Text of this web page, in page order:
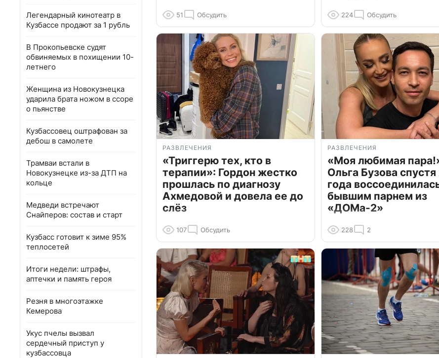
Легендарный кинотеатр в
Кузбассе продают за 1 рубль
В Прокопьевске судят
обвиняемых в похищении 10-
летнего
Женщина из Новокузнецка
ударила брата ножом в ссоре
о пьянстве
Кузбассовец оштрафован за
дебош в самолете
Трамваи встали в
Новокузнецке из-за ДТП на
кольце
Медведи встречают
Снайперов: состав и старт
Кузбасс готовит к зиме 95%
теплосетей
Итоги недели: штрафы,
аптечки и память героя
Резня в многоэтажке
Кемерова
Укус пчелы вызвал
сердечный приступ у
кузбассовца
51 Обсудить 224 Обсудить
РАЗВЛЕЧЕНИЯ
«Триггерю тех, кто в
терапии»: Гордон жестко
прошлась по диагнозу
Ахмедовой и довела ее до
слёз
107 Обсудить
РАЗВЛЕЧЕНИЯ
«Моя любимая
Ольга Бузова спустя
года
бывшим парнем из
«ДОМа-2»
228 2